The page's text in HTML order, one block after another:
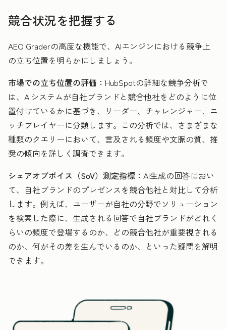
競合状況を把握する
AEO Graderの高度な機能で、AIエンジンにおける競争上
の立ち位置を明らかにしましょう。
市場での立ち位置の評価： HubSpotの詳細な競争分析で
は、AIシステムが自社ブランドと競合他社をどのように位
置付けているかに基づき、リーダー、チャレンジャー、ニ
ッチプレイヤーに分類します。この分析では、さまざまな
種類のクエリーにおいて、言及される頻度や文脈の質、推
奨の傾向を詳しく調査できます。
シェアオブボイス（SoV）測定指標： AI生成の回答におい
て、自社ブランドのプレゼンスを競合他社と対比して分析
します。例えば、ユーザーが自社の分野でソリューション
を検索した際に、生成される回答で自社ブランドがどれく
らいの頻度で登場するのか、どの競合他社が重要視される
のか、何がその差を生んでいるのか、といった疑問を解明
できます。